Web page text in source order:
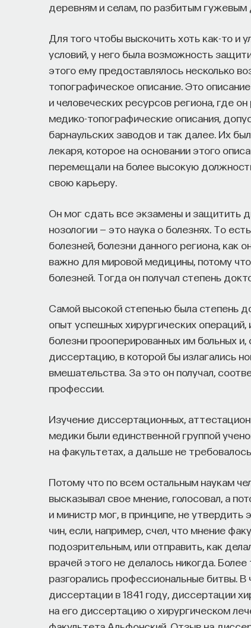
деревням и селам, по разбитым
Для того чтобы выскочить хоть как-то и
условий, у него была возможность
этого ему предоставлялось несколько
топографическое описание. Это
и человеческих ресурсов региона, где
медико-топографические описания,
барнаульских заводов и так далее. Их
лекаря, которое на основании этого
перемещали на более высокую
свою карьеру.
Он мог сдать все экзамены и защитить
нозологии — это наука о болезнях. То
болезней, болезни данного региона, как
важно для мировой медицины, потому
болезней. Тогда он получал степень
Самой высокой степенью была степень
опыт успешных хирургических
болезни прооперированных им больных
диссертацию, в которой бы излагались
вмешательства. За это он получал,
профессии.
Изучение диссертационных,
медики были единственной группой
на факультетах, а дальше не
Потому что по всем остальным наукам
высказывал свое мнение, голосовал, а
и министр мог, в принципе, не утвердить
чин, если, например, счел, что мнение
подозрительным, или отправить, как
врачей этого не делалось никогда.
разгорались профессиональные битвы.
диссертации в 1841 году, диссертации
на его диссертацию о хирургическом